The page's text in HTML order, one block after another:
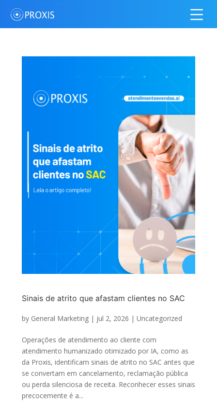
Sinais de atrito que afastam clientes no SAC
by General Marketing| jul 2, 2026 | Uncategorized
Operações de atendimento ao cliente com
atendimento humanizado otimizado por IA, como as
da Proxis, identificam sinais de atrito no SAC antes que
se convertam em cancelamento, reclamação pública
ou perda silenciosa de receita. Reconhecer esses sinais
precocemente é a...